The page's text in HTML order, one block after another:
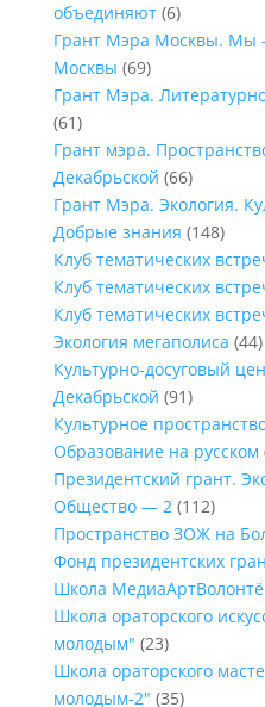
объединяют(6)
Грант Мэра Москвы. Мы
Москвы (69)
Грант Мэра.
(61)
Грант мэра.
Декабрьской (66)
Грант Мэра. Экология.
Добрые знания (148)
Клуб тематических
Клуб тематических
Клуб тематических
Экология мегаполиса (44)
Культурно-досуговый
Декабрьской (91)
Культурное
Образование на русском
Президентский грант.
Общество — 2(112)
Пространство ЗОЖ на
Фонд президентских
Школа
Школа ораторского
молодым" (23)
Школа ораторского
молодым-2" (35)